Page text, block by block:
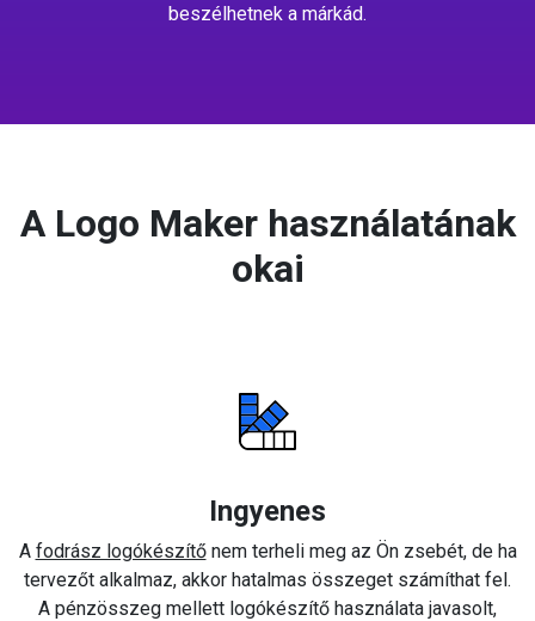
beszélhetnek a márkád.
A Logo Maker használatának
okai
Ingyenes
A fodrász logókészítőnem terheli meg az Ön zsebét, de ha
tervezőt alkalmaz, akkor hatalmas összeget számíthat fel.
A pénzösszeg mellett logókészítő használata javasolt,